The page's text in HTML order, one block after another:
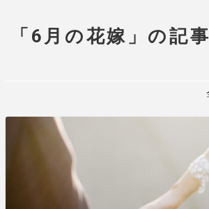
「6月の花嫁」の記